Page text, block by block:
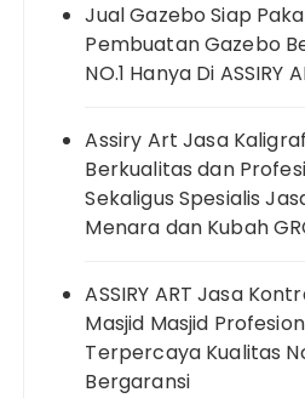
Jual Gazebo Siap
Pembuatan Gazebo
NO.1 Hanya Di ASSIRY
Assiry Art Jasa
Berkualitas dan
Sekaligus Spesialis
Menara dan Kubah
ASSIRY ART Jasa
Masjid Masjid
Terpercaya Kualitas
Bergaransi